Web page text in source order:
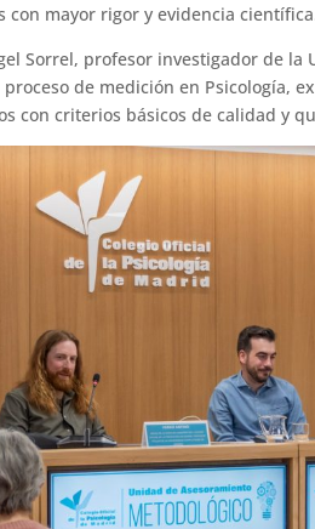
mayor rigor y evidencia
Sorrel, profesor investigador de la
de medición en Psicología,
con criterios básicos de calidad y